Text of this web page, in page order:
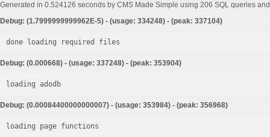
Generated in 0.524126 seconds by CMS Made Simple using 206 SQL queries
Debug: (1.7999999999962E-5) - (usage: 334248) - (peak: 337104)
done loading required files
Debug: (0.000668) - (usage: 337248) - (peak: 353904)
loading adodb
Debug: (0.00084400000000007) - (usage: 353984) - (peak: 356968)
loading page functions